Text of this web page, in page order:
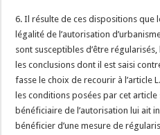
6. Il résulte de ces dispositions que
légalité de l’autorisation
sont susceptibles d’être
les conclusions dont il est saisi
fasse le choix de recourir à l’article
les conditions posées par cet
bénéficiaire de l’autorisation lui ait
bénéficier d’une mesure de